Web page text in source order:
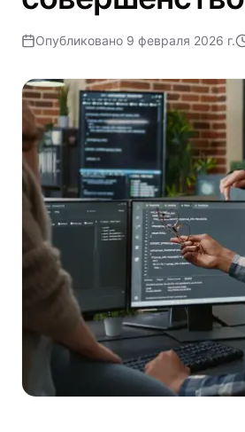
Опубликовано 9 февраля 2026 г.